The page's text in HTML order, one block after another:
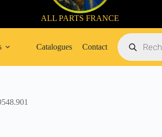
ALL PARTS FRANCE
Catalogues Contact
Recherche
de
produits